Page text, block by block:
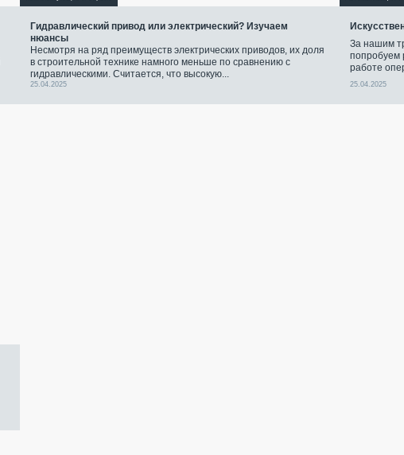
Гидравлический привод или электрический? Изучаем
нюансы
Несмотря на ряд преимуществ электрических приводов, их доля
в строительной технике намного меньше по сравнению с
гидравлическими. Считается, что высокую...
25.04.2025
За нашим
попробуем
работе
25.04.2025